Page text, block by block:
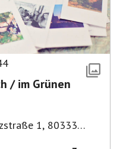
/ im Grünen
1, 80333